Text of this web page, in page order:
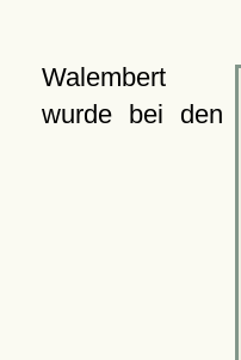
Walembert
wurde bei den